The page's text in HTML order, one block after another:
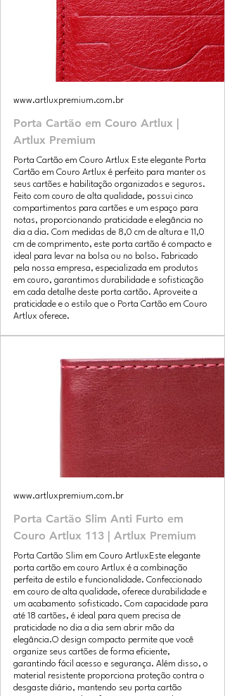
www.artluxpremium.com.br
Porta Cartão em Couro Artlux |
Artlux Premium
Porta Cartão em Couro Artlux Este elegante Porta
Cartão em Couro Artlux é perfeito para manter os
seus cartões e habilitação organizados e seguros.
Feito com couro de alta qualidade, possui cinco
compartimentos para cartões e um espaço para
notas, proporcionando praticidade e elegância no
dia a dia. Com medidas de 8,0 cm de altura e 11,0
cm de comprimento, este porta cartão é compacto e
ideal para levar na bolsa ou no bolso. Fabricado
pela nossa empresa, especializada em produtos
em couro, garantimos durabilidade e sofisticação
em cada detalhe deste porta cartão. Aproveite a
praticidade e o estilo que o Porta Cartão em Couro
Artlux oferece.
www.artluxpremium.com.br
Porta Cartão Slim Anti Furto em
Couro Artlux 113 | Artlux Premium
Porta Cartão Slim em Couro ArtluxEste elegante
porta cartão em couro Artlux é a combinação
perfeita de estilo e funcionalidade. Confeccionado
em couro de alta qualidade, oferece durabilidade e
um acabamento sofisticado. Com capacidade para
até 18 cartões, é ideal para quem precisa de
praticidade no dia a dia sem abrir mão da
elegância.O design compacto permite que você
organize seus cartões de forma eficiente,
garantindo fácil acesso e segurança. Além disso, o
material resistente proporciona proteção contra o
desgaste diário, mantendo seu porta cartão